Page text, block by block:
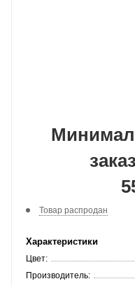
Товар распродан
Характеристики
Цвет:
Производитель: